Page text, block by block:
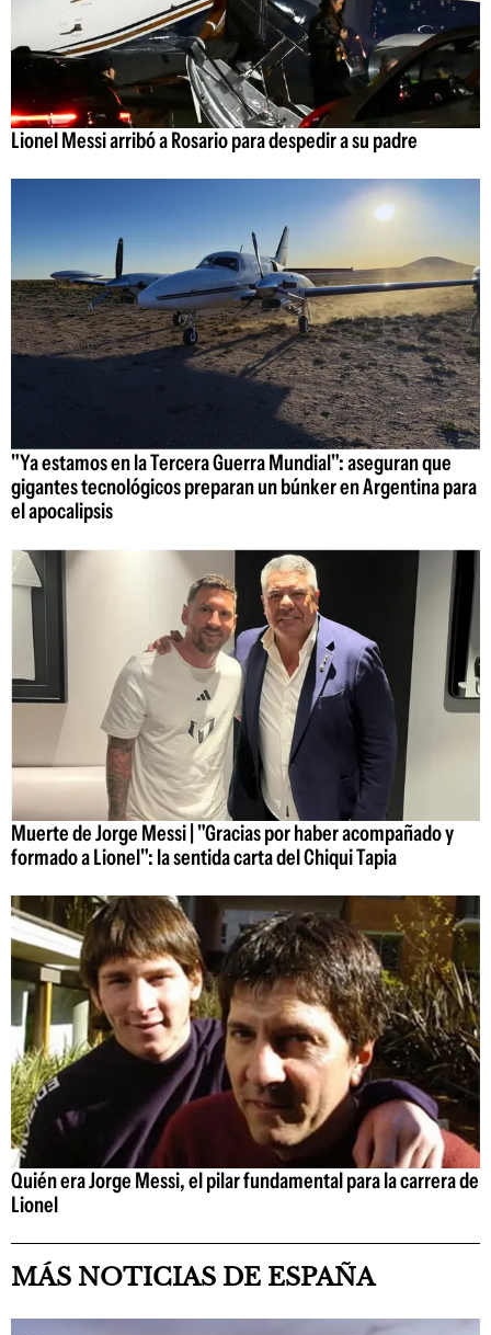
Lionel Messi arribó a Rosario para despedir a su padre
"Ya estamos en la Tercera Guerra Mundial": aseguran que
gigantes tecnológicos preparan un búnker en Argentina para
el apocalipsis
Muerte de Jorge Messi | "Gracias por haber acompañado y
formado a Lionel": la sentida carta del Chiqui Tapia
Quién era Jorge Messi, el pilar fundamental para la carrera de
Lionel
MÁS NOTICIAS DE ESPAÑA